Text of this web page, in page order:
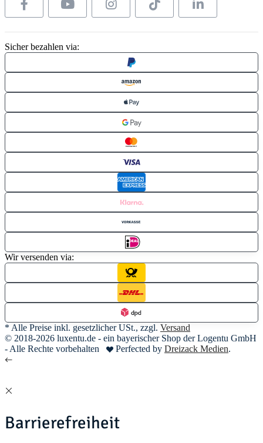
Sicher bezahlen via:
Wir versenden via:
* Alle Preise inkl. gesetzlicher USt., zzgl. Versand
© 2018-2026 luxentu.de - ein bayerischer Shop der Logentu GmbH
- Alle Rechte vorbehalten
Perfected by Dreizack Medien.
Barrierefreiheit